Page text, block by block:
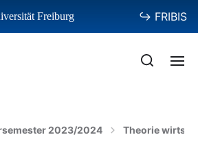
Freiburg ↪ FRIBIS
2023/2024 Theorie